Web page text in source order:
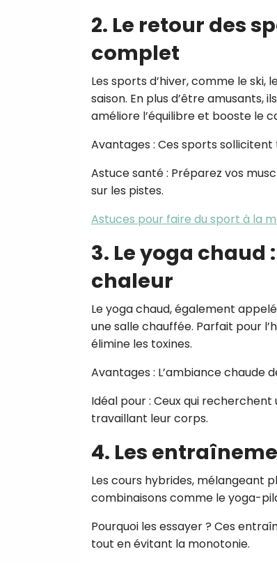
2. Le retour des
complet
Les sports d’hiver, comme le
saison. En plus d’être
améliore l’équilibre et booste le
Avantages : Ces sports
Astuce santé : Préparez vos
sur les pistes.
Astuces pour faire du sport à la
3. Le yoga
chaleur
Le yoga chaud, également
une salle chauffée. Parfait pour
élimine les toxines.
Avantages : L’ambiance chaude
Idéal pour : Ceux qui
travaillant leur corps.
4. Les
Les cours hybrides, mélangeant
combinaisons comme le yoga-
Pourquoi les essayer ? Ces
tout en évitant la monotonie.